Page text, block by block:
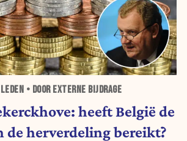
• DOOR EXTERNE BIJDRAGE
heeft België de
de herverdeling bereikt?